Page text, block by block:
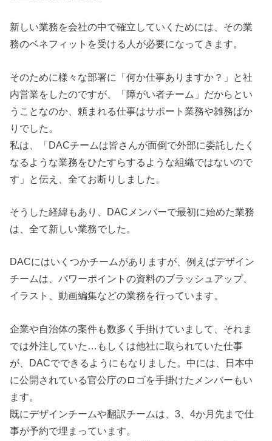
新しい業務を会社の中で確立していくためには、その業
務のベネフィットを受ける人が必要になってきます。
そのために様々な部署に「何か仕事ありますか？」と社
内営業をしたのですが、「障がい者チーム」だからとい
うことなのか、頼まれる仕事はサポート業務や雑務ばか
りでした。
私は、「DACチームは皆さんが面倒で外部に委託したく
なるような業務をひたすらするような組織ではないので
す」と伝え、全てお断りしました。
そうした経緯もあり、DACメンバーで最初に始めた業務
は、全て新しい業務でした。
DACにはいくつかチームがありますが、例えばデザイン
チームは、パワーポイントの資料のブラッシュアップ、
イラスト、動画編集などの業務を行っています。
企業や自治体の案件も数多く手掛けていまして、それま
では外注していた…もしくは他社に取られていた仕事
が、DACでできるようにもなりました。中には、日本中
に公開されている官公庁のロゴを手掛けたメンバーもい
ます。
既にデザインチームや翻訳チームは、3、4か月先まで仕
事が予約で埋まっています。